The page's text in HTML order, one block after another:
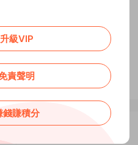
升級VIP
責聲明
錢賺積分